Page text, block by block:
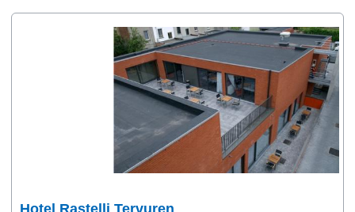
Hotel Rastelli Tervuren